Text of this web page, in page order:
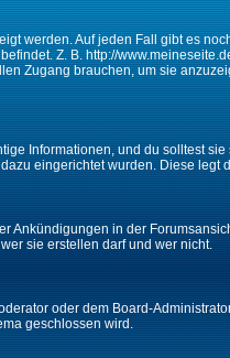
werden. Auf jeden Fall gibt es
Z. B. http://
Zugang brauchen, um sie
Informationen, und du solltest
eingerichtet wurden. Diese legt
Ankündigungen in der
sie erstellen darf und wer nicht.
oder dem Board-
geschlossen wird.